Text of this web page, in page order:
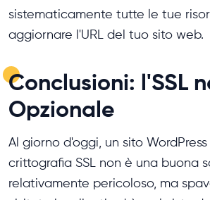
sistematicamente tutte le tue
aggiornare l'URL del tuo sito web.
Conclusioni: l'SSL
Opzionale
Al giorno d'oggi, un sito WordPress
crittografia SSL non è una buona
relativamente pericoloso, ma